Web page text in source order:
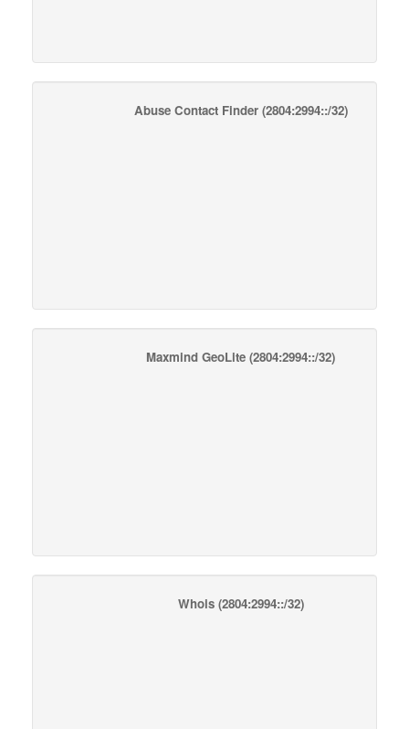
Abuse Contact Finder(2804:2994::/32)
Maxmind GeoLite (2804:2994::/32)
Whois(2804:2994::/32)